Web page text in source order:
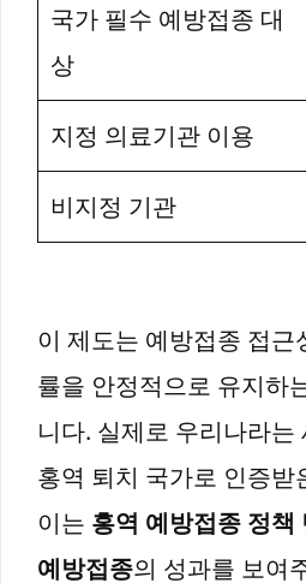
국가 필수 예방접종 대
상
지정 의료기관 이용
비지정 기관
이 제도는 예방접종 접근
률을 안정적으로 유지하
니다. 실제로 우리나라는
홍역 퇴치 국가로 인증받
이는 홍역 예방접종 정책
예방접종의 성과를 보여